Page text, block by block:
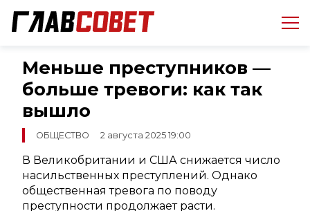
Меньше преступников —
больше тревоги: как так
вышло
ОБЩЕСТВО 2 августа 2025 19:00
В Великобритании и США снижается число
насильственных преступлений. Однако
общественная тревога по поводу
преступности продолжает расти.